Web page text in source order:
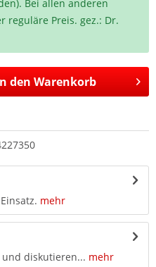
Bei allen anderen
reguläre Preis. gez.: Dr.
den Warenkorb
mehr
diskutieren... mehr